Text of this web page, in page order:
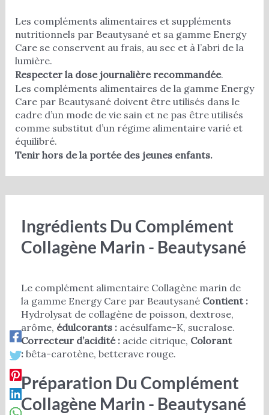
Les compléments alimentaires et suppléments
nutritionnels par Beautysané et sa gamme Energy
Care se conservent au frais, au sec et à l’abri de la
lumière.
Respecter la dose journalière recommandée.
Les compléments alimentaires de la gamme Energy
Care par Beautysané doivent être utilisés dans le
cadre d’un mode de vie sain et ne pas être utilisés
comme substitut d’un régime alimentaire varié et
équilibré.
Tenir hors de la portée des jeunes enfants.
Ingrédients Du Complément
Collagène Marin - Beautysané
Le complément alimentaire Collagène marin de
la gamme Energy Care par Beautysané Contient :
Hydrolysat de collagène de poisson, dextrose,
arôme, édulcorants :acésulfame-K, sucralose.
Correcteur d’acidité :acide citrique, Colorant
:bêta-carotène, betterave rouge.
Préparation Du Complément
Collagène Marin - Beautysané